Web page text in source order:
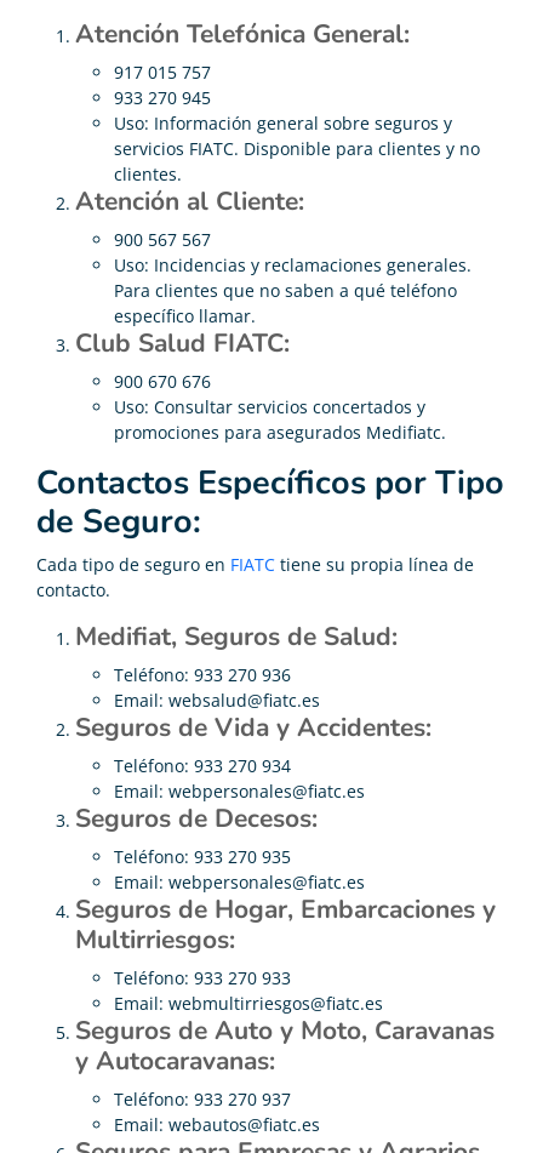
Atención Telefónica General:
917 015 757
933 270 945
Uso: Información general sobre seguros y
servicios FIATC. Disponible para clientes y no
clientes.
Atención al Cliente:
900 567 567
Uso: Incidencias y reclamaciones generales.
Para clientes que no saben a qué teléfono
específico llamar.
Club Salud FIATC:
900 670 676
Uso: Consultar servicios concertados y
promociones para asegurados Medifiatc.
Contactos Específicos por Tipo
de Seguro:
Cada tipo de seguro en FIATC tiene su propia línea de
contacto.
Medifiat, Seguros de Salud:
Teléfono: 933 270 936
Email: websalud@fiatc.es
Seguros de Vida y Accidentes:
Teléfono: 933 270 934
Email: webpersonales@fiatc.es
Seguros de Decesos:
Teléfono: 933 270 935
Email: webpersonales@fiatc.es
Seguros de Hogar, Embarcaciones y
Multirriesgos:
Teléfono: 933 270 933
Email: webmultirriesgos@fiatc.es
Seguros de Auto y Moto, Caravanas
y Autocaravanas:
Teléfono: 933 270 937
Email: webautos@fiatc.es